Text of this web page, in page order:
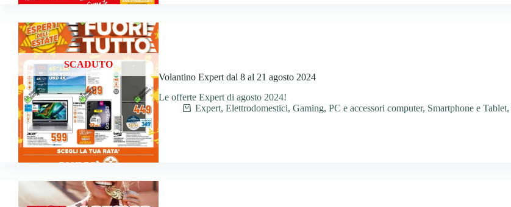
SCADUTO
Volantino Expert dal 8 al 21 agosto 2024
Le offerte Expert di agosto 2024!
Expert, Elettrodomestici, Gaming, PC e accessori computer, Smartphone e Tablet,